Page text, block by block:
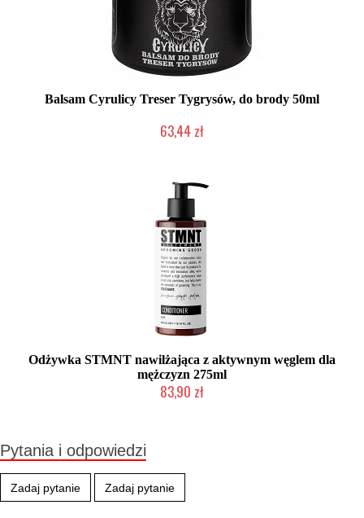
Balsam Cyrulicy Treser Tygrysów, do brody 50ml
63,44 zł
Odżywka STMNT nawilżająca z aktywnym węglem dla
mężczyzn 275ml
83,90 zł
Pytania i odpowiedzi
Zadaj pytanie Zadaj pytanie